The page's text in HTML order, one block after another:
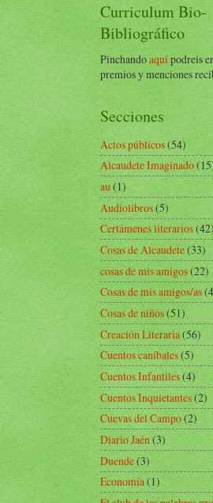
Curriculum Bio-
Bibliográfico
Pinchandoaquípodreis
premios y menciones
Secciones
Actos públicos(54)
Alcaudete Imaginado
au(1)
Audiolibros(5)
Certámenes literarios
Cosas de Alcaudete(33)
cosas de mis amigos(22)
Cosas de mis amigos/as
Cosas de niños(51)
Creación Literaria(56)
Cuentos caníbales(5)
Cuentos Infantiles(4)
Cuentos Inquietantes(2)
Cuevas del Campo(2)
Diario Jaén(3)
Duende(3)
Economía(1)